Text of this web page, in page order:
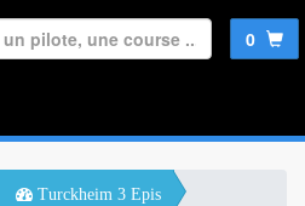
0
Turckheim 3 Epis